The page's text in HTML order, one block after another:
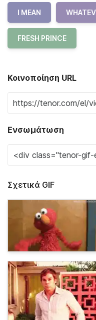
I MEAN
FRESH PRINCE
Κοινοποίηση URL
Ενσωμάτωση
Σχετικά GIF